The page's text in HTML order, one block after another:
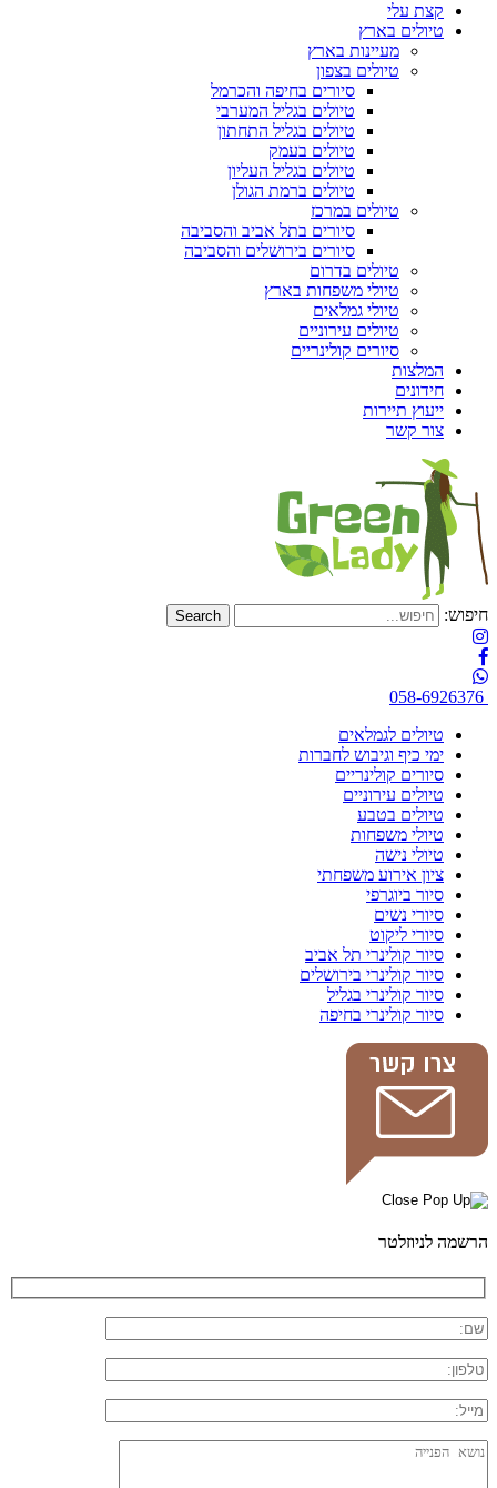
קצת עלי
טיולים בארץ
מעיינות בארץ
טיולים בצפון
סיורים בחיפה והכרמל
טיולים בגליל המערבי
טיולים בגליל התחתון
טיולים בעמק
טיולים בגליל העליון
טיולים ברמת הגולן
טיולים במרכז
סיורים בתל אביב והסביבה
סיורים בירושלים והסביבה
טיולים בדרום
טיולי משפחות בארץ
טיולי גמלאים
טיולים עירוניים
סיורים קולינריים
המלצות
חידונים
ייעוץ תיירות
צור קשר
חיפוש:
058-6926376
טיולים לגמלאים
ימי כיף וגיבוש לחברות
סיורים קולינריים
טיולים עירוניים
טיולים בטבע
טיולי משפחות
טיולי נישה
ציון אירוע משפחתי
סיור ביוגרפי
סיורי נשים
סיורי ליקוט
סיור קולינרי תל אביב
סיור קולינרי בירושלים
סיור קולינרי בגליל
סיור קולינרי בחיפה
הרשמה לניוזלטר